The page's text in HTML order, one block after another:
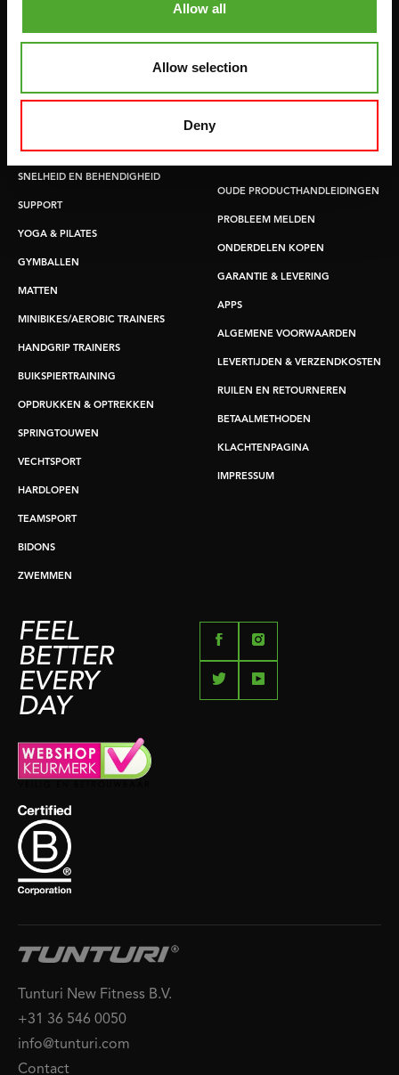
Allow all
Allow selection
Deny
STOPWATCH
WEERSTANDSTRAINING
SNELHEID EN BEHENDIGHEID
SUPPORT
YOGA & PILATES
GYMBALLEN
MATTEN
MINIBIKES/AEROBIC TRAINERS
HANDGRIP TRAINERS
BUIKSPIERTRAINING
OPDRUKKEN & OPTREKKEN
SPRINGTOUWEN
VECHTSPORT
HARDLOPEN
TEAMSPORT
BIDONS
ZWEMMEN
BESTELLING HERROEPEN
FAQ
HUIDIGE
PRODUCTHANDLEIDINGEN
OUDE PRODUCTHANDLEIDINGEN
PROBLEEM MELDEN
ONDERDELEN KOPEN
GARANTIE & LEVERING
APPS
ALGEMENE VOORWAARDEN
LEVERTIJDEN & VERZENDKOSTEN
RUILEN EN RETOURNEREN
BETAALMETHODEN
KLACHTENPAGINA
IMPRESSUM
FEEL
BETTER
EVERY
DAY
Tunturi New Fitness B.V.
+31 36 546 0050
info@tunturi.com
Contact